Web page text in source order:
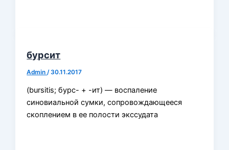
бурсит
Admin /30.11.2017
(bursitis; бурс- + -ит) — воспаление
синовиальной сумки, сопровождающееся
скоплением в ее полости экссудата